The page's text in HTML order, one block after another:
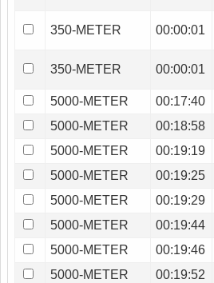
350-METER 00:00:01
350-METER 00:00:01
5000-METER 00:17:40
5000-METER
00:18:58
5000-METER
00:19:19
5000-METER
00:19:25
5000-METER
00:19:29
5000-METER
00:19:44
5000-METER
00:19:46
5000-METER
00:19:52